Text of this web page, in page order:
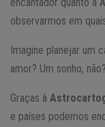
observarmos em
Imagine planejar um
amor? Um sonho, não?
Graças à
e países podemos